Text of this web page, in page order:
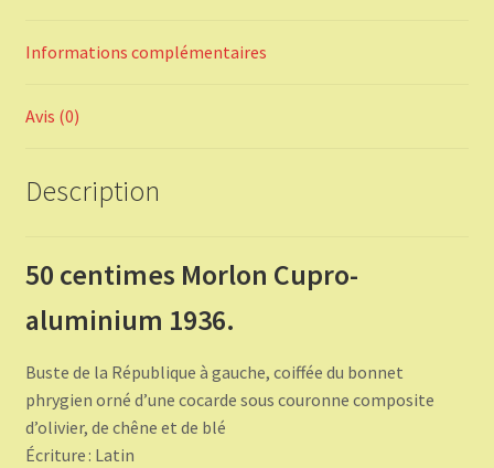
Informations complémentaires
Avis (0)
Description
50 centimes Morlon Cupro-
aluminium 1936.
Buste de la République à gauche, coiffée du bonnet
phrygien orné d’une cocarde sous couronne composite
d’olivier, de chêne et de blé
Écriture : Latin